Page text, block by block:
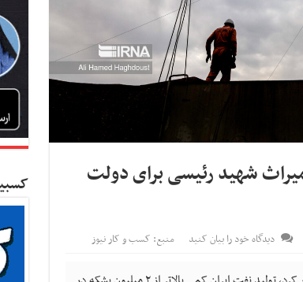
شهید رئیسی برای دولت
دیدگاه خود را بیان کنید منبع: کسب و کار نیوز